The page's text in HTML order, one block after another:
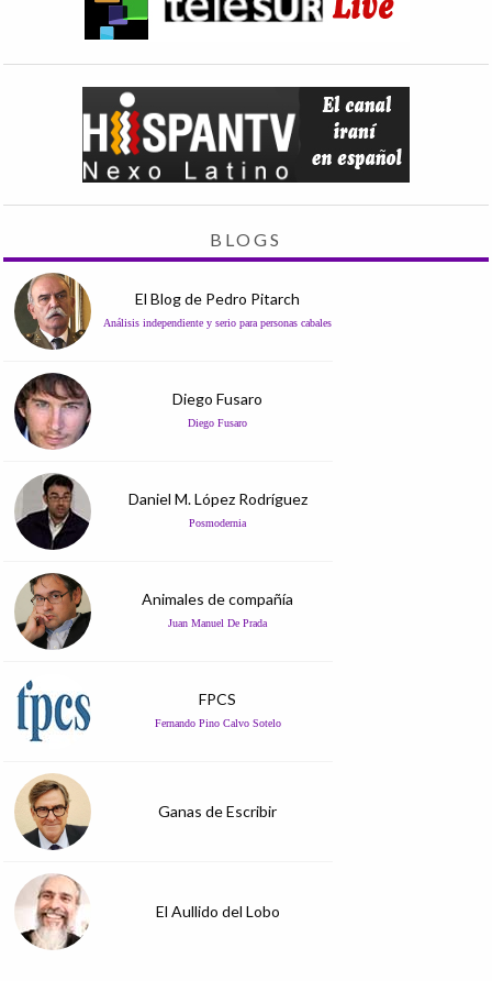
BLOGS
El Blog de Pedro Pitarch
Análisis independiente y serio para personas cabales
Diego Fusaro
Diego Fusaro
Daniel M. López Rodríguez
Posmodernia
Animales de compañía
Juan Manuel De Prada
FPCS
Fernando Pino Calvo Sotelo
Ganas de Escribir
El Aullido del Lobo